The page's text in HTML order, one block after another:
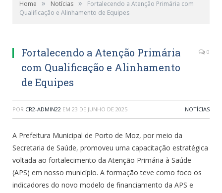
Home » Notícias »
Fortalecendo a Atenção Primária com
Qualificação e Alinhamento de Equipes
Fortalecendo a Atenção Primária
com Qualificação e Alinhamento
de Equipes
0
POR CR2-ADMIN22 EM 23 DE JUNHO DE 2025 NOTÍCIAS
A Prefeitura Municipal de Porto de Moz, por meio da
Secretaria de Saúde, promoveu uma capacitação estratégica
voltada ao fortalecimento da Atenção Primária à Saúde
(APS) em nosso município. A formação teve como foco os
indicadores do novo modelo de financiamento da APS e